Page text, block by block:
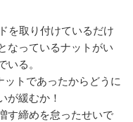
を取り付けているだけ
なっているナットがい
いる。
トであったからどうに
が緩むか！
す締めを怠ったせいで